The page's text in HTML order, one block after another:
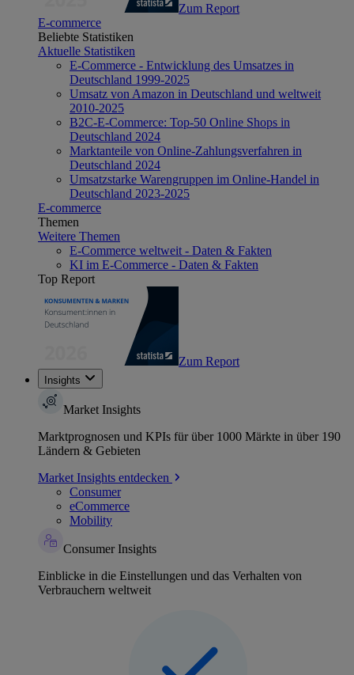
Zum Report
E-commerce
Beliebte Statistiken
Aktuelle Statistiken
E-Commerce - Entwicklung des Umsatzes in
Deutschland 1999-2025
Umsatz von Amazon in Deutschland und weltweit
2010-2025
B2C-E-Commerce: Top-50 Online Shops in
Deutschland 2024
Marktanteile von Online-Zahlungsverfahren in
Deutschland 2024
Umsatzstarke Warengruppen im Online-Handel in
Deutschland 2023-2025
E-commerce
Themen
Weitere Themen
E-Commerce weltweit - Daten & Fakten
KI im E-Commerce - Daten & Fakten
Top Report
Zum Report
Insights
Market Insights
Marktprognosen und KPIs für über 1000 Märkte in über 190
Ländern & Gebieten
Market Insights entdecken
Consumer
eCommerce
Mobility
Consumer Insights
Einblicke in die Einstellungen und das Verhalten von
Verbrauchern weltweit